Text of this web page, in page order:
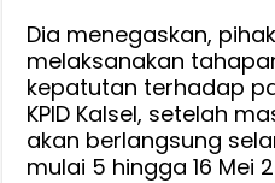
Dia menegaskan,
melaksanakan
kepatutan terhadap
KPID Kalsel, setelah
akan berlangsung
mulai 5 hingga 16 Mei